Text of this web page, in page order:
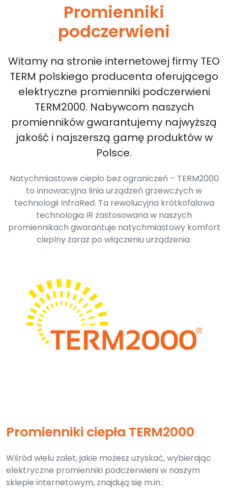
Promienniki
podczerwieni
Witamy na stronie internetowej firmy TEO
TERM polskiego producenta oferującego
elektryczne promienniki podczerwieni
TERM2000. Nabywcom naszych
promienników gwarantujemy najwyższą
jakość i najszerszą gamę produktów w
Polsce.
Natychmiastowe ciepło bez ograniczeń – TERM2000
to innowacyjna linia urządzeń grzewczych w
technologii InfraRed. Ta rewolucyjna krótkofalowa
technologia IR zastosowana w naszych
promiennikach gwarantuje natychmiastowy komfort
cieplny zaraz po włączeniu urządzenia.
Promienniki ciepła TERM2000
Wśród wielu zalet, jakie możesz uzyskać, wybierając
elektryczne promienniki podczerwieni w naszym
sklepie internetowym, znajdują się m.in.: